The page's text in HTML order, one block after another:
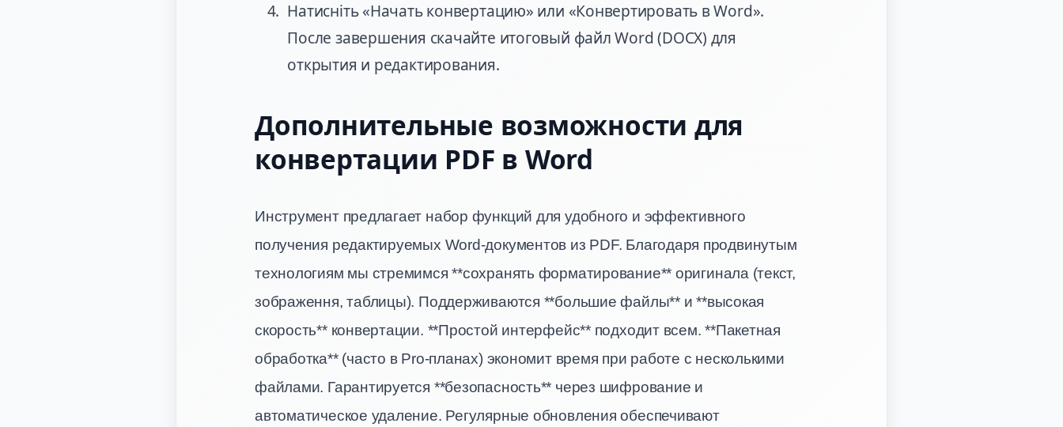
Натисніть «Начать конвертацию» или «Конвертировать в Word».
После завершения скачайте итоговый файл Word (DOCX) для
открытия и редактирования.
Дополнительные возможности для
конвертации PDF в Word
Инструмент предлагает набор функций для удобного и эффективного
получения редактируемых Word-документов из PDF. Благодаря продвинутым
технологиям мы стремимся **сохранять форматирование** оригинала (текст,
зображення, таблицы). Поддерживаются **большие файлы** и **высокая
скорость** конвертации. **Простой интерфейс** подходит всем. **Пакетная
обработка** (часто в Pro-планах) экономит время при работе с несколькими
файлами. Гарантируется **безопасность** через шифрование и
автоматическое удаление. Регулярные обновления обеспечивают